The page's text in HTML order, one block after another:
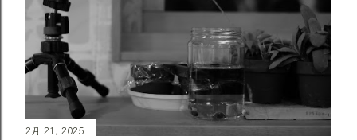
2月 21, 2025